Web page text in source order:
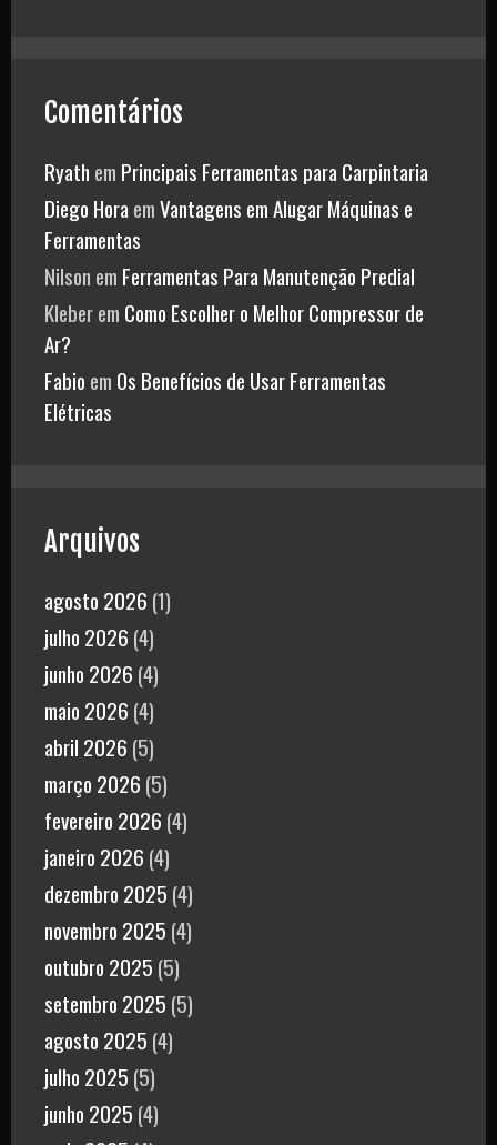
Comentários
Ryath em Principais Ferramentas para Carpintaria
Diego Hora emVantagens em Alugar Máquinas e
Ferramentas
Nilson em Ferramentas Para Manutenção Predial
Kleberem Como Escolher o Melhor Compressor de
Ar?
Fabio em Os Benefícios de Usar Ferramentas
Elétricas
Arquivos
agosto 2026 (1)
julho 2026 (4)
junho 2026 (4)
maio 2026 (4)
abril 2026 (5)
março 2026 (5)
fevereiro 2026 (4)
janeiro 2026 (4)
dezembro 2025 (4)
novembro 2025 (4)
outubro 2025 (5)
setembro 2025 (5)
agosto 2025 (4)
julho 2025 (5)
junho 2025 (4)